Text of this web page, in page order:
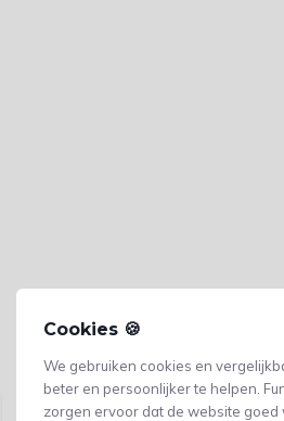
Cookies 🍪
We gebruiken cookies en
beter en persoonlijker te helpen.
zorgen ervoor dat de website goed
Gerelateerde producten